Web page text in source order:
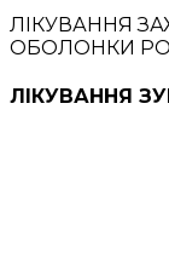
ЛІКУВАННЯ
ОБОЛОНКИ
ЛІКУВАННЯ